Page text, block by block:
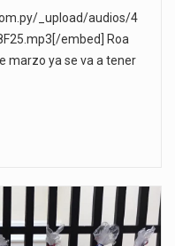
_upload/audios/4
embed] Roa
marzo ya se va a tener